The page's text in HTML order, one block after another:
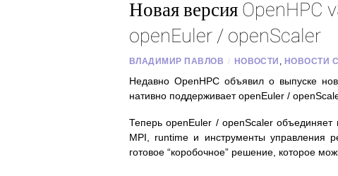
Новая версия OpenHPC
openEuler / openScaler
ВЛАДИМИР ПАВЛОВ / НОВОСТИ , НОВОСТИ
Недавно OpenHPC объявил о выпуске
нативно поддерживает openEuler /
Теперь openEuler / openScaler
MPI, runtime и инструменты управления
готовое “коробочное” решение, которое